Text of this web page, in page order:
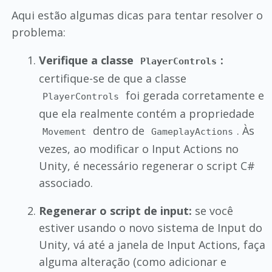
Aqui estão algumas dicas para tentar resolver o
problema:
Verifique a classe
PlayerControls :
certifique-se de que a classe
PlayerControls
foi gerada corretamente e
que ela realmente contém a propriedade
Movement dentro de GameplayActions . Às
vezes, ao modificar o Input Actions no
Unity, é necessário regenerar o script C#
associado.
Regenerar o script de input: se você
estiver usando o novo sistema de Input do
Unity, vá até a janela de Input Actions, faça
alguma alteração (como adicionar e